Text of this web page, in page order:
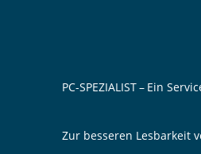
PC-SPEZIALIST – Ein
Zur besseren Lesbarkeit